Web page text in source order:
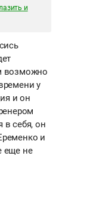
и
возможно
у
и он
в себя, он
и
еще не